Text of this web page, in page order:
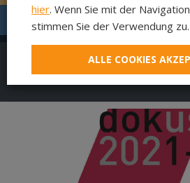
DokuFilm
hier. Wenn Sie mit der
stimmen Sie der Verwendung zu.
ALLE COOKIES